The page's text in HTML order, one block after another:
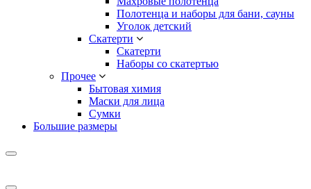
Полотенца и наборы для бани, сауны
Уголок детский
Скатерти
Скатерти
Наборы со скатертью
Прочее
Бытовая химия
Маски для лица
Сумки
Большие размеры